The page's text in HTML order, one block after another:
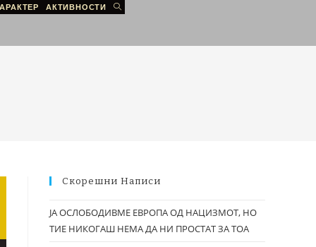
АКТИВНОСТИ
Скорешни Написи
ЈА ОСЛОБОДИВМЕ ЕВРОПА ОД НАЦИЗМОТ, НО
ТИЕ НИКОГАШ НЕМА ДА НИ ПРОСТАТ ЗА ТОА